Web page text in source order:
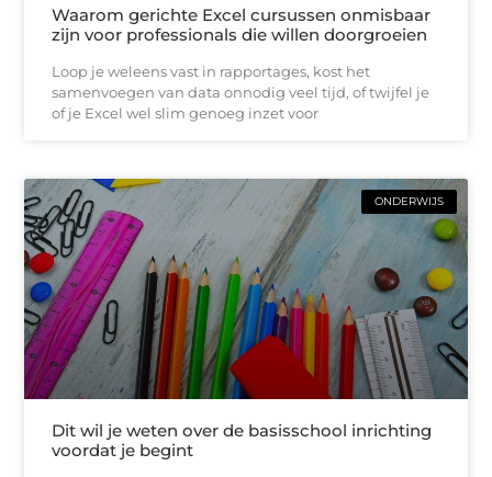
Waarom gerichte Excel cursussen onmisbaar
zijn voor professionals die willen doorgroeien
Loop je weleens vast in rapportages, kost het
samenvoegen van data onnodig veel tijd, of twijfel je
of je Excel wel slim genoeg inzet voor
ONDERWIJS
Dit wil je weten over de basisschool inrichting
voordat je begint